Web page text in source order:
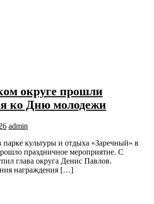
округе прошли
ко Дню молодежи
admin
культуры и отдыха «Заречный» в
праздничное мероприятие. С
глава округа Денис Павлов.
награждения […]